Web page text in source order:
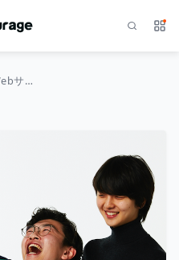
サ
インターネット・Webサービス